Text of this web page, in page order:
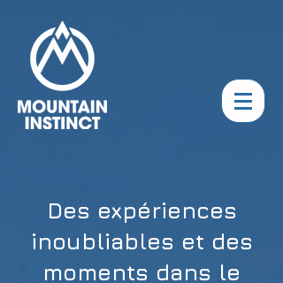
Des expériences
inoubliables et des
moments dans le